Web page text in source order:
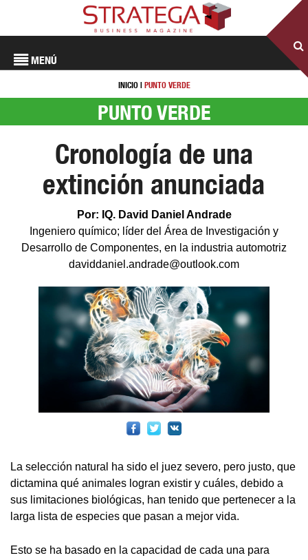
MENÚ
INICIO| PUNTO VERDE
PUNTO VERDE
Cronología de una
extinción anunciada
Por: IQ. David Daniel Andrade
Ingeniero químico; líder del Área de Investigación y
Desarrollo de Componentes, en la industria automotriz
daviddaniel.andrade@outlook.com
La selección natural ha sido el juez severo, pero justo, que
dictamina qué animales logran existir y cuáles, debido a
sus limitaciones biológicas, han tenido que pertenecer a la
larga lista de especies que pasan a mejor vida.
Esto se ha basado en la capacidad de cada una para